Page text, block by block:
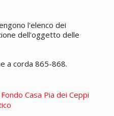
l'elenco dei
dell'oggetto delle
a corda 865-868.
Fondo Casa Pia dei Ceppi